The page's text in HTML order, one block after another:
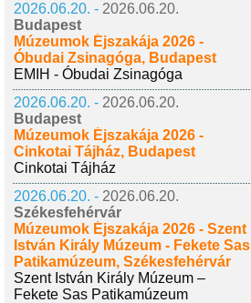
2026.06.20. - 2026.06.20.
Budapest
Múzeumok Éjszakája 2026 -
Óbudai Zsinagóga, Budapest
EMIH - Óbudai Zsinagóga
2026.06.20. - 2026.06.20.
Budapest
Múzeumok Éjszakája 2026 -
Cinkotai Tájház, Budapest
Cinkotai Tájház
2026.06.20. - 2026.06.20.
Székesfehérvár
Múzeumok Éjszakája 2026 - Szent
István Király Múzeum - Fekete Sas
Patikamúzeum, Székesfehérvár
Szent István Király Múzeum –
Fekete Sas Patikamúzeum